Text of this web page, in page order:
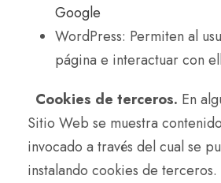
Google
WordPress: Permiten al
página e interactuar con
Cookies de terceros. En
Sitio Web se muestra
invocado a través del cual se
instalando cookies de terceros.